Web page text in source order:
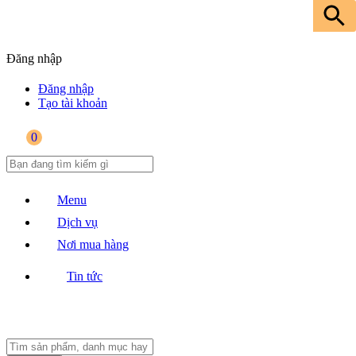
Đăng nhập
Đăng nhập
Tạo tài khoản
0
Menu
Dịch vụ
Nơi mua hàng
Tin tức